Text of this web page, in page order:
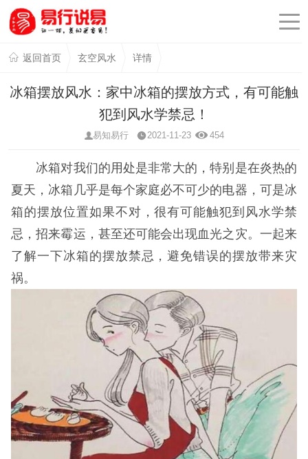
返回首页 玄空风水 详情
冰箱摆放风水：家中冰箱的摆放方式，有可能触
犯到风水学禁忌！
易知易行 2021-11-23 454
冰箱对我们的用处是非常大的，特别是在炎热的
夏天，冰箱几乎是每个家庭必不可少的电器，可是冰
箱的摆放位置如果不对，很有可能触犯到风水学禁
忌，招来霉运，甚至还可能会出现血光之灾。一起来
了解一下冰箱的摆放禁忌，避免错误的摆放带来灾
祸。